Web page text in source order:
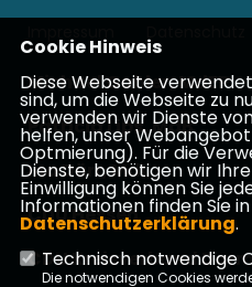
Michael Gahler, MdEP
Patricia Lips, MdB
Ina Dürr, MdL
CDU Hessen
CDU Kreisverband
Cookie Hinweis
Diese Webseite
sind, um die Webseite zu
verwenden wir Dienste
helfen, unser
Optmierung). Für die
Dienste, benötigen wir
Einwilligung können Sie
Informationen finden Sie
Datenschutzerklärung.
Technisch notwendige
Die notwendigen Cookies